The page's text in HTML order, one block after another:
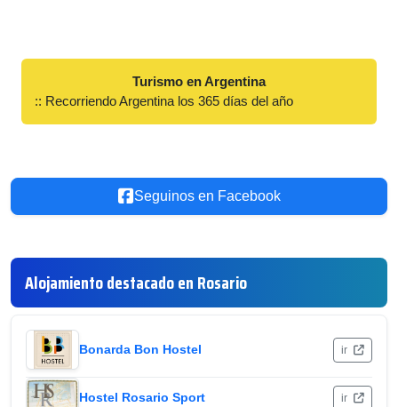
Turismo en Argentina
:: Recorriendo Argentina los 365 días del año
Seguinos en Facebook
Alojamiento destacado en Rosario
Bonarda Bon Hostel ir
Hostel Rosario Sport ir